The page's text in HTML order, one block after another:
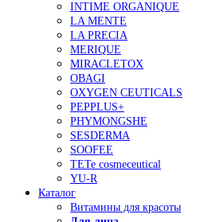
INTIME ORGANIQUE
LA MENTE
LA PRECIA
MERIQUE
MIRACLETOX
OBAGI
OXYGEN CEUTICALS
PEPPLUS+
PHYMONGSHE
SESDERMA
SOOFEE
TETe cosmeceutical
YU-R
Каталог
Витамины для красоты